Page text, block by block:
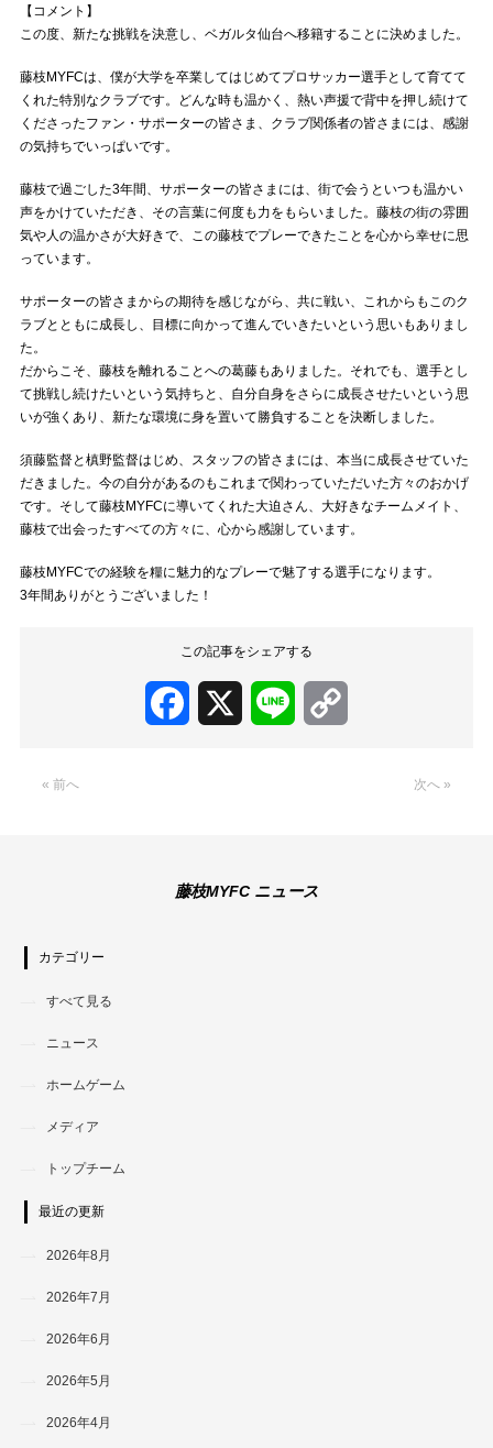
【コメント】
この度、新たな挑戦を決意し、ベガルタ仙台へ移籍することに決めました。
藤枝MYFCは、僕が大学を卒業してはじめてプロサッカー選手として育てて
くれた特別なクラブです。どんな時も温かく、熱い声援で背中を押し続けて
くださったファン・サポーターの皆さま、クラブ関係者の皆さまには、感謝
の気持ちでいっぱいです。
藤枝で過ごした3年間、サポーターの皆さまには、街で会うといつも温かい
声をかけていただき、その言葉に何度も力をもらいました。藤枝の街の雰囲
気や人の温かさが大好きで、この藤枝でプレーできたことを心から幸せに思
っています。
サポーターの皆さまからの期待を感じながら、共に戦い、これからもこのク
ラブとともに成長し、目標に向かって進んでいきたいという思いもありまし
た。
だからこそ、藤枝を離れることへの葛藤もありました。それでも、選手とし
て挑戦し続けたいという気持ちと、自分自身をさらに成長させたいという思
いが強くあり、新たな環境に身を置いて勝負することを決断しました。
須藤監督と槙野監督はじめ、スタッフの皆さまには、本当に成長させていた
だきました。今の自分があるのもこれまで関わっていただいた方々のおかげ
です。そして藤枝MYFCに導いてくれた大迫さん、大好きなチームメイト、
藤枝で出会ったすべての方々に、心から感謝しています。
藤枝MYFCでの経験を糧に魅力的なプレーで魅了する選手になります。
3年間ありがとうございました！
この記事をシェアする
Facebook Line
« 前へ 次へ »
藤枝MYFC ニュース
カテゴリー
すべて見る
ニュース
ホームゲーム
メディア
トップチーム
最近の更新
2026年8月
2026年7月
2026年6月
2026年5月
2026年4月